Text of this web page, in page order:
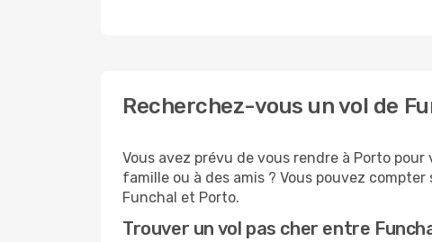
Recherchez-vous un vol de
Vous avez prévu de vous rendre à Porto
famille ou à des amis ? Vous pouvez
Funchal et Porto.
Trouver un vol pas cher entre